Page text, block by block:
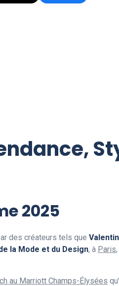
2025
des créateurs tels que
la Mode et du Design, à Paris
au Marriott Champs-Élysées